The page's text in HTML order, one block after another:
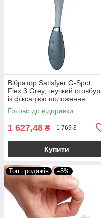
Вібратор Satisfyer G-Spot
Flex 3 Grey, гнучкий стовбур
із фіксацією положення
Готово до відправки
1 627,48 ₴ 1 769 ₴
Купити
Топ продажів –5%